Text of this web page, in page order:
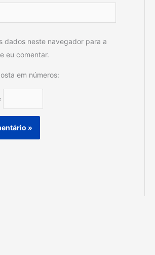
dados neste navegador para a
eu comentar.
em números: